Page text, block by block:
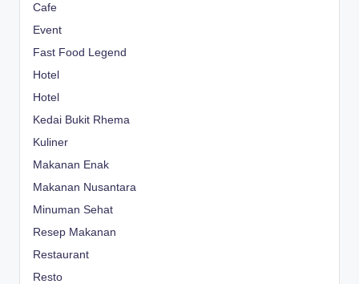
Cafe
Event
Fast Food Legend
Hotel
Hotel
Kedai Bukit Rhema
Kuliner
Makanan Enak
Makanan Nusantara
Minuman Sehat
Resep Makanan
Restaurant
Resto